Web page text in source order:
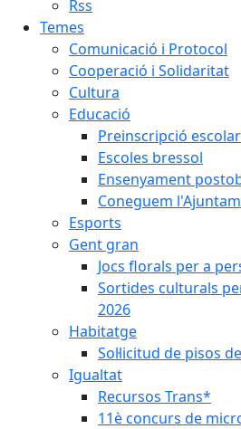
Rss
Temes
Comunicació i Protocol
Cooperació i Solidaritat
Cultura
Educació
Preinscripció
Escoles bressol
Ensenyament
Coneguem
Esports
Gent gran
Jocs florals per a
Sortides culturals
2026
Habitatge
Sol·licitud de pisos
Igualtat
Recursos Trans*
11è concurs de